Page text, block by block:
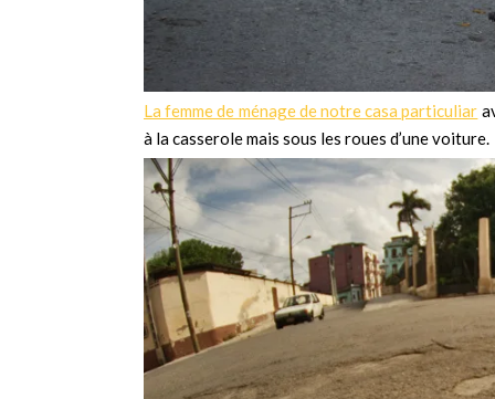
La femme de ménage de notre casa particuliar
à la casserole mais sous les roues d’une voiture.